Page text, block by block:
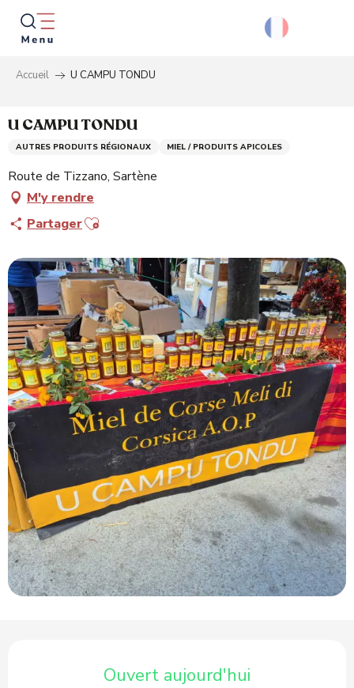
Aller
contenu
principal
Accueil U CAMPU TONDU
U CAMPU TONDU
AUTRES PRODUITS RÉGIONAUX MIEL / PRODUITS APICOLES
Route de Tizzano, Sartène
M'y rendre
PartagerAjouter aux favoris
Ouvert aujourd'hui